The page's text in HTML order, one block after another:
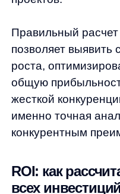
ROI (Return on
универсальный
всех вложений в